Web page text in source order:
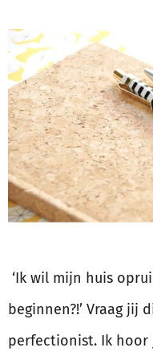
‘Ik wil mijn huis
beginnen?!’ Vraag jij
perfectionist. Ik hoor